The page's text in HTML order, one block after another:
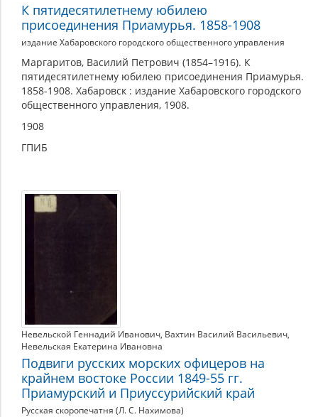
К пятидесятилетнему юбилею
присоединения Приамурья. 1858-1908
издание Хабаровского городского общественного управления
Маргаритов, Василий Петрович (1854–1916). К
пятидесятилетнему юбилею присоединения Приамурья.
1858-1908. Хабаровск : издание Хабаровского городского
общественного управления, 1908.
1908
ГПИБ
Невельской Геннадий Иванович, Вахтин Василий Васильевич,
Невельская Екатерина Ивановна
Подвиги русских морских офицеров на
крайнем востоке России 1849-55 гг.
Приамурский и Приуссурийский край
Русская скоропечатня (Л. С. Нахимова)